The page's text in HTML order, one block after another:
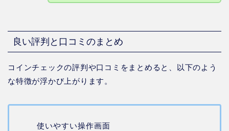
良い評判と口コミのまとめ
コインチェックの評判や口コミをまとめると、以下のよう
な特徴が浮かび上がります。
使いやすい操作画面